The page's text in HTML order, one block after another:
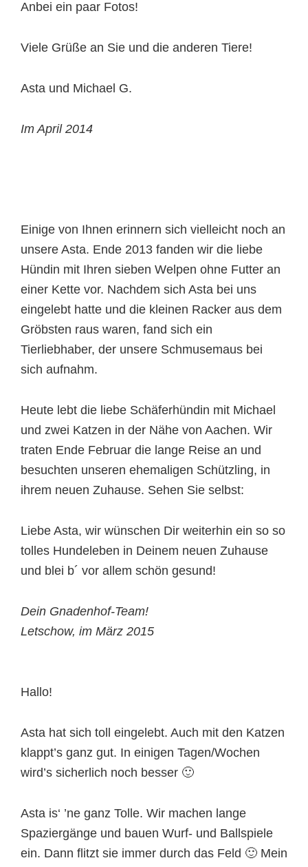
Anbei ein paar Fotos!
Viele Grüße an Sie und die anderen Tiere!
Asta und Michael G.
Im April 2014
Einige von Ihnen erinnern sich vielleicht noch an
unsere Asta. Ende 2013 fanden wir die liebe
Hündin mit Ihren sieben Welpen ohne Futter an
einer Kette vor. Nachdem sich Asta bei uns
eingelebt hatte und die kleinen Racker aus dem
Gröbsten raus waren, fand sich ein
Tierliebhaber, der unsere Schmusemaus bei
sich aufnahm.
Heute lebt die liebe Schäferhündin mit Michael
und zwei Katzen in der Nähe von Aachen. Wir
traten Ende Februar die lange Reise an und
besuchten unseren ehemaligen Schützling, in
ihrem neuen Zuhause. Sehen Sie selbst:
Liebe Asta, wir wünschen Dir weiterhin ein so so
tolles Hundeleben in Deinem neuen Zuhause
und blei b´ vor allem schön gesund!
Dein Gnadenhof-Team!
Letschow, im März 2015
Hallo!
Asta hat sich toll eingelebt. Auch mit den Katzen
klappt’s ganz gut. In einigen Tagen/Wochen
wird’s sicherlich noch besser 🙂
Asta is‘ ’ne ganz Tolle. Wir machen lange
Spaziergänge und bauen Wurf- und Ballspiele
ein. Dann flitzt sie immer durch das Feld 🙂 Mein